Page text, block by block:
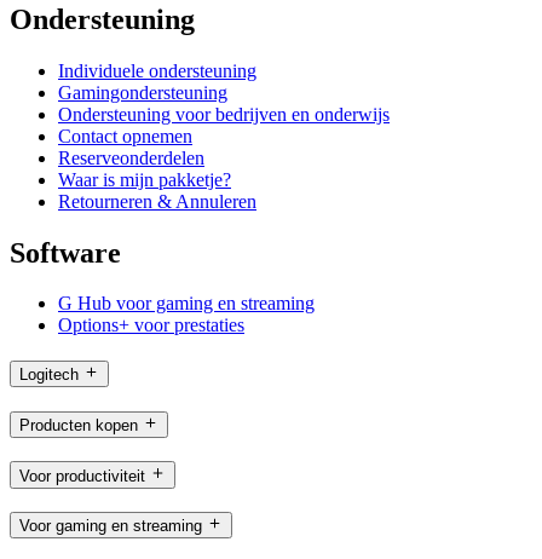
Ondersteuning
Individuele ondersteuning
Gamingondersteuning
Ondersteuning voor bedrijven en onderwijs
Contact opnemen
Reserveonderdelen
Waar is mijn pakketje?
Retourneren & Annuleren
Software
G Hub voor gaming en streaming
Options+ voor prestaties
Logitech
Producten kopen
Voor productiviteit
Voor gaming en streaming